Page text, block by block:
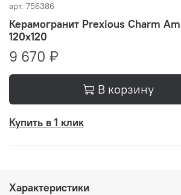
арт. 756386
Керамогранит Prexious Charm
120x120
9 670 ₽
В корзину
Купить в 1 клик
Характеристики